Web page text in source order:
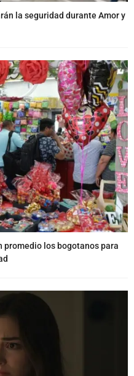
la seguridad durante Amor y
promedio los bogotanos para